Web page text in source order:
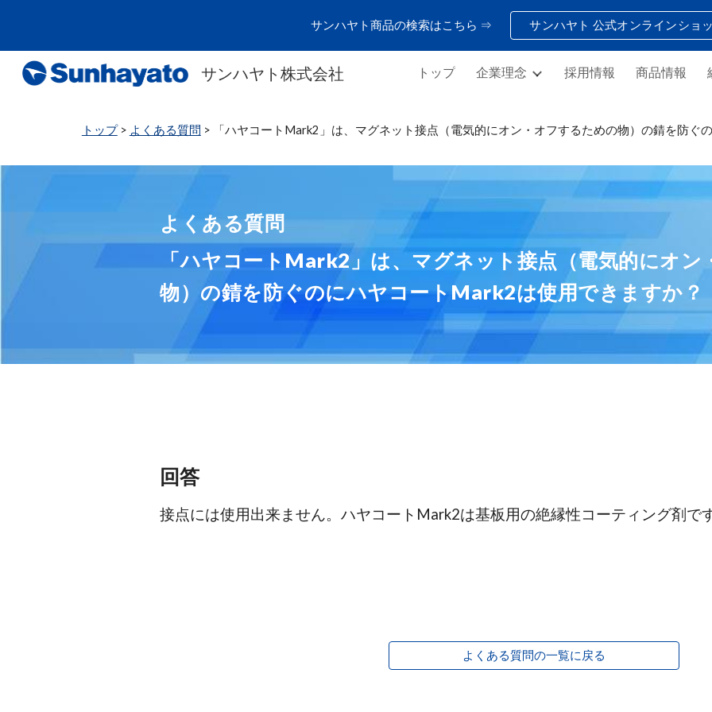
Skip to main content Skip to
サンハヤト商品の検索はこちら ⇒ サンハヤト 公式オンラインショ
サンハヤト株式会社 トップ 企業理念 採用情報 商品情報
トップ> よくある質問 > 「ハヤコートMark2」は、マグネット接点（電気的にオン・オフするための物）の錆を防ぐ
よくある質問
「ハヤコートMark2」は、マグネット接点（電気的にオ
物）の錆を防ぐのにハヤコートMark2は使用できますか？
回答
接点には使用出来ません。ハヤコートMark2は基板用の絶縁性コーティング剤で
よくある質問の一覧に戻る